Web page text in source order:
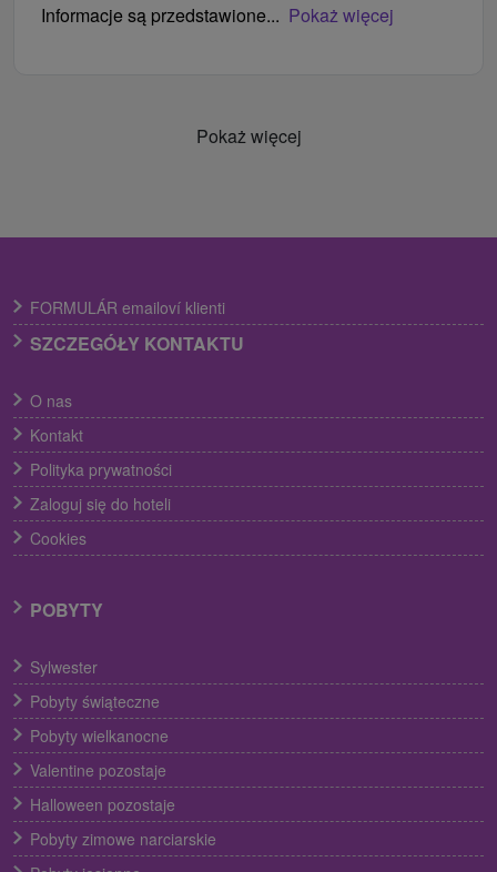
Informacje są przedstawione... Pokaż więcej
Pokaż więcej
FORMULÁR emailoví klienti
SZCZEGÓŁY KONTAKTU
O nas
Kontakt
Polityka prywatności
Zaloguj się do hoteli
Cookies
POBYTY
Sylwester
Pobyty świąteczne
Pobyty wielkanocne
Valentine pozostaje
Halloween pozostaje
Pobyty zimowe narciarskie